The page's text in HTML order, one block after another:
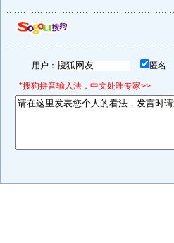
用户： 匿名
*搜狗拼音输入法，中文处理专家>>